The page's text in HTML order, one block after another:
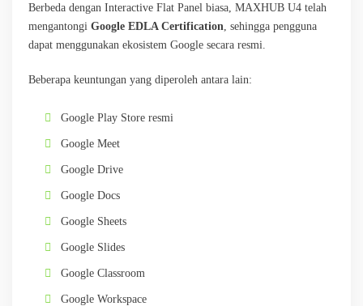
Berbeda dengan Interactive Flat Panel biasa, MAXHUB U4 telah
mengantongi Google EDLA Certification , sehingga pengguna
dapat menggunakan ekosistem Google secara resmi.
Beberapa keuntungan yang diperoleh antara lain:
Google Play Store resmi
Google Meet
Google Drive
Google Docs
Google Sheets
Google Slides
Google Classroom
Google Workspace